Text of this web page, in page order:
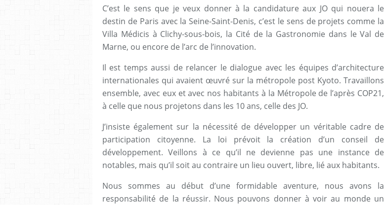
C’est le sens que je veux donner à la candidature aux JO qui nouera le
destin de Paris avec la Seine-Saint-Denis, c’est le sens de projets comme la
Villa Médicis à Clichy-sous-bois, la Cité de la Gastronomie dans le Val de
Marne, ou encore de l’arc de l’innovation.
Il est temps aussi de relancer le dialogue avec les équipes d’architecture
internationales qui avaient œuvré sur la métropole post Kyoto. Travaillons
ensemble, avec eux et avec nos habitants à la Métropole de l’après COP21,
à celle que nous projetons dans les 10 ans, celle des JO.
J’insiste également sur la nécessité de développer un véritable cadre de
participation citoyenne. La loi prévoit la création d’un conseil de
développement. Veillons à ce qu’il ne devienne pas une instance de
notables, mais qu’il soit au contraire un lieu ouvert, libre, lié aux habitants.
Nous sommes au début d’une formidable aventure, nous avons la
responsabilité de la réussir. Nous pouvons donner à voir au monde un